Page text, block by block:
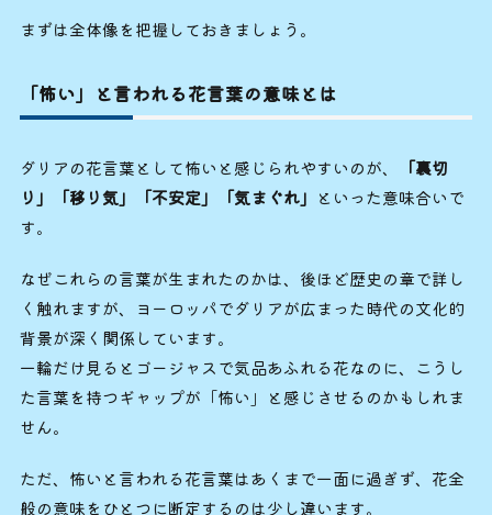
まずは全体像を把握しておきましょう。
「怖い」と言われる花言葉の意味とは
ダリアの花言葉として怖いと感じられやすいのが、
「裏切
り」「移り気」「不安定」「気まぐれ」 といった意味合いで
す。
なぜこれらの言葉が生まれたのかは、後ほど歴史の章で詳し
く触れますが、ヨーロッパでダリアが広まった時代の文化的
背景が深く関係しています。
一輪だけ見るとゴージャスで気品あふれる花なのに、こうし
た言葉を持つギャップが「怖い」と感じさせるのかもしれま
せん。
ただ、怖いと言われる花言葉はあくまで一面に過ぎず、花全
般の意味をひとつに断定するのは少し違います。